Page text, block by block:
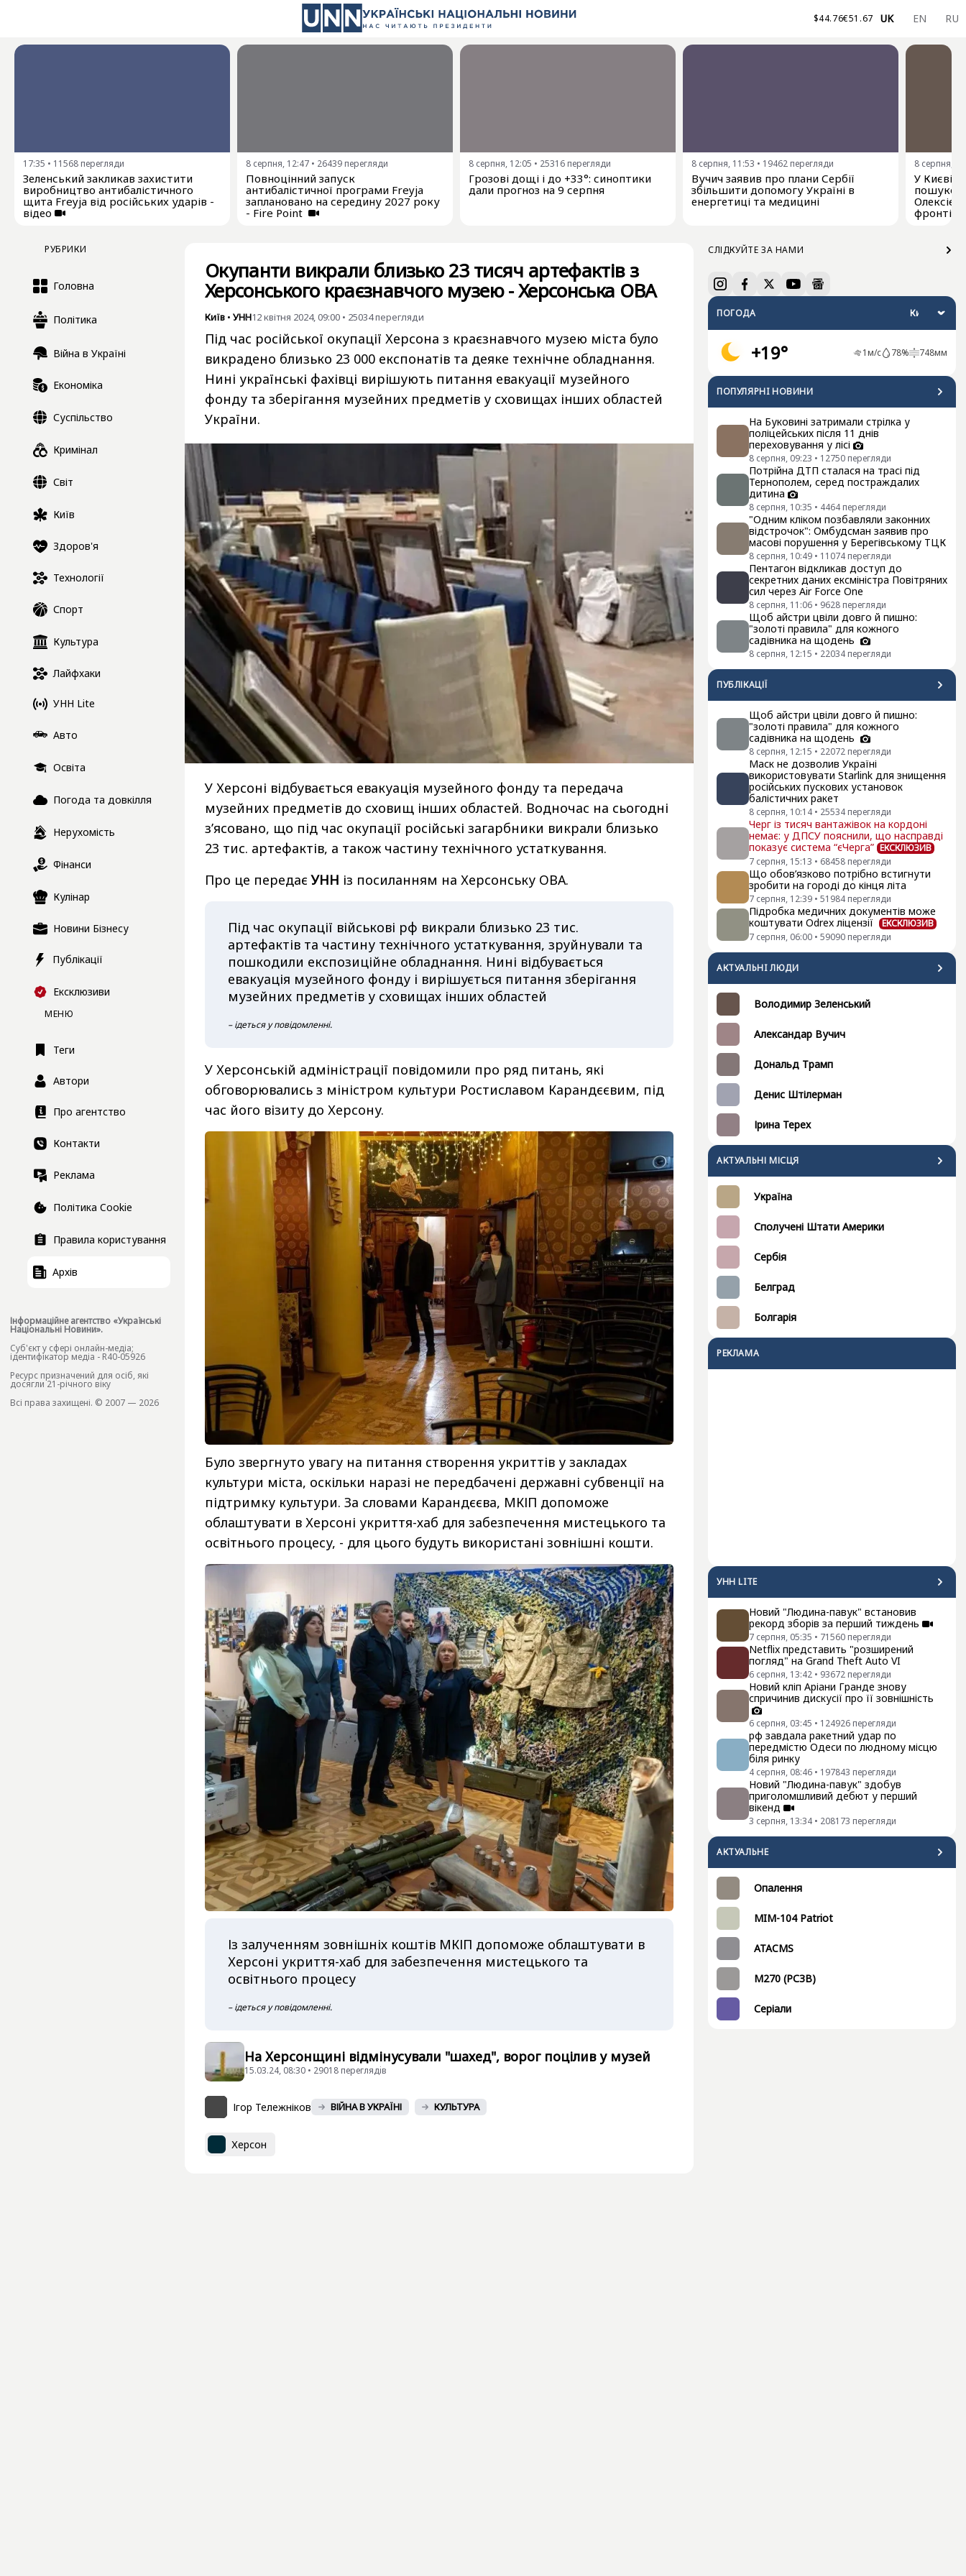
$44.76€51.67 UK EN RU
17:35 • 11568 перегляди
Зеленський закликав захистити
виробництво антибалістичного
щита Freyja від російських ударів -
відео
8 серпня, 12:47 • 26439 перегляди
Повноцінний запуск
антибалістичної програми Freyja
заплановано на середину 2027 року
- Fire Point
8 серпня, 12:05 • 25316 перегляди
Грозові дощі і до +33°: синоптики
дали прогноз на 9 серпня
8 серпня, 11:53 • 19462 перегляди
Вучич заявив про плани Сербії
збільшити допомогу Україні в
енергетиці та медицині
8 серпня,
У Києві
фронті
РУБРИКИ
Головна
Політика
Війна в Україні
Економіка
Суспільство
Кримінал
Світ
Київ
Здоров'я
Технології
Спорт
Культура
Лайфхаки
УНН Lite
Авто
Освіта
Погода та довкілля
Нерухомість
Фінанси
Кулінар
Новини Бізнесу
Публікації
Ексклюзиви
МЕНЮ
Теги
Автори
Про агентство
Контакти
Реклама
Політика Cookie
Правила користування
Архів
Інформаційне агентство «Українські
Національні Новини».
Cуб'єкт у сфері онлайн-медіа;
ідентифікатор медіа - R40-05926
Ресурс призначений для осіб, які
досягли 21-річного віку
Всі права захищені. © 2007 — 2026
СЛІДКУЙТЕ ЗА НАМИ
ПОГОДА
+19° 1м/с 78% 748мм
ПОПУЛЯРНI НОВИНИ
На Буковині затримали стрілка у
поліцейських після 11 днів
переховування у лісі
8 серпня, 09:23 • 12750 перегляди
Потрійна ДТП сталася на трасі під
Тернополем, серед постраждалих
дитина
8 серпня, 10:35 • 4464 перегляди
"Одним кліком позбавляли законних
відстрочок": Омбудсман заявив про
масові порушення у Берегівському ТЦК
8 серпня, 10:49 • 11074 перегляди
Пентагон відкликав доступ до
секретних даних ексміністра Повітряних
сил через Air Force One
8 серпня, 11:06 • 9628 перегляди
Щоб айстри цвіли довго й пишно:
"золоті правила" для кожного
садівника на щодень
8 серпня, 12:15 • 22034 перегляди
ПУБЛІКАЦІЇ
Щоб айстри цвіли довго й пишно:
"золоті правила" для кожного
садівника на щодень
8 серпня, 12:15 • 22072 перегляди
Маск не дозволив Україні
використовувати Starlink для знищення
російських пускових установок
балістичних ракет
8 серпня, 10:14 • 25534 перегляди
Черг із тисяч вантажівок на кордоні
немає: у ДПСУ пояснили, що насправді
показує система “єЧерга” ЕКСКЛЮЗИВ
7 серпня, 15:13 • 68458 перегляди
Що обов’язково потрібно встигнути
зробити на городі до кінця літа
7 серпня, 12:39 • 51984 перегляди
Підробка медичних документів може
коштувати Odrex ліцензії
ЕКСКЛЮЗИВ
7 серпня, 06:00 • 59090 перегляди
АКТУАЛЬНI ЛЮДИ
Володимир Зеленський
Александар Вучич
Дональд Трамп
Денис Штілерман
Ірина Терех
АКТУАЛЬНІ МІСЦЯ
Україна
Сполучені Штати Америки
Сербія
Белград
Болгарія
РЕКЛАМА
УНН LITE
Новий "Людина-павук" встановив
рекорд зборів за перший тиждень
7 серпня, 05:35 • 71560 перегляди
Netflix представить "розширений
погляд" на Grand Theft Auto VI
6 серпня, 13:42 • 93672 перегляди
Новий кліп Аріани Гранде знову
спричинив дискусії про її зовнішність
6 серпня, 03:45 • 124926 перегляди
рф завдала ракетний удар по
передмістю Одеси по людному місцю
біля ринку
4 серпня, 08:46 • 197843 перегляди
Новий "Людина-павук" здобув
приголомшливий дебют у перший
вікенд
3 серпня, 13:34 • 208173 перегляди
АКТУАЛЬНЕ
Опалення
MIM-104 Patriot
ATACMS
M270 (РСЗВ)
Серіали
Окупанти викрали близько 23 тисяч артефактів з
Херсонського краєзнавчого музею - Херсонська ОВА
Київ • УНН12 квітня 2024, 09:00 • 25034перегляди
Під час російської окупації Херсона з краєзнавчого музею міста було
викрадено близько 23 000 експонатів та деяке технічне обладнання.
Нині українські фахівці вирішують питання евакуації музейного
фонду та зберігання музейних предметів у сховищах інших областей
України.
У Херсоні відбувається евакуація музейного фонду та передача
музейних предметів до сховищ інших областей. Водночас на сьогодні
з’ясовано, що під час окупації російські загарбники викрали близько
23 тис. артефактів, а також частину технічного устаткування.
Про це передаєУНН із посиланням на Херсонську ОВА.
Під час окупації військові рф викрали близько 23 тис.
артефактів та частину технічного устаткування, зруйнували та
пошкодили експозиційне обладнання. Нині відбувається
евакуація музейного фонду і вирішується питання зберігання
музейних предметів у сховищах інших областей
– ідеться у повідомленні.
У Херсонській адміністрації повідомили про ряд питань, які
обговорювались з міністром культури Ростиславом Карандєєвим, під
час його візиту до Херсону.
Було звергнуто увагу на питання створення укриттів у закладах
культури міста, оскільки наразі не передбачені державні субвенції на
підтримку культури. За словами Карандєєва, МКІП допоможе
облаштувати в Херсоні укриття-хаб для забезпечення мистецького та
освітнього процесу, - для цього будуть використані зовнішні кошти.
Із залученням зовнішніх коштів МКІП допоможе облаштувати в
Херсоні укриття-хаб для забезпечення мистецького та
освітнього процесу
– ідеться у повідомленні.
На Херсонщині відмінусували "шахед", ворог поцілив у музей
15.03.24, 08:30 • 29018 переглядiв
Ігор Тележніков ВІЙНА В УКРАЇНІ КУЛЬТУРА
Херсон